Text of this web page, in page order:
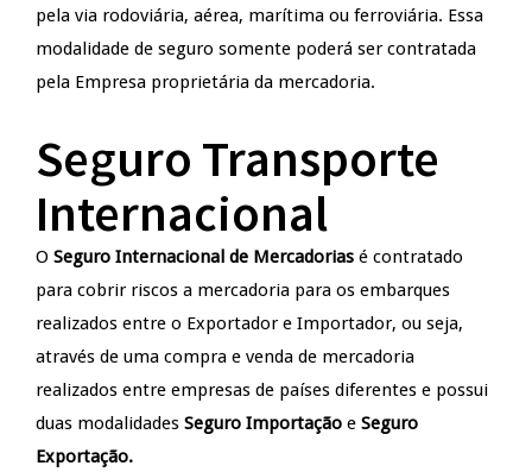
pela via rodoviária, aérea, marítima ou ferroviária. Essa
modalidade de seguro somente poderá ser contratada
pela Empresa proprietária da mercadoria.
Seguro Transporte
Internacional
O Seguro Internacional de Mercadorias é contratado
para cobrir riscos a mercadoria para os embarques
realizados entre o Exportador e Importador, ou seja,
através de uma compra e venda de mercadoria
realizados entre empresas de países diferentes e possui
duas modalidades Seguro Importação e Seguro
Exportação.